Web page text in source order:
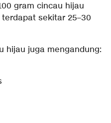
gram cincau hijau
sekitar 25–30
hijau juga mengandung: